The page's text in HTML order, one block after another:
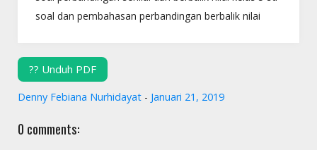
soal dan pembahasan perbandingan berbalik nilai
?? Unduh PDF
Denny Febiana Nurhidayat - Januari 21, 2019
0 comments: